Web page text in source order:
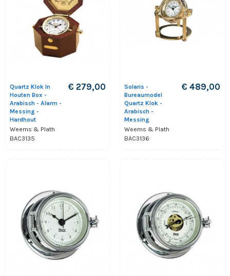
Quartz Klok In
Houten Box -
Arabisch - Alarm -
Messing -
Hardhout
Weems & Plath
BAC3135
€ 279,00
Solaris -
Bureaumodel
Quartz Klok -
Arabisch -
Messing
Weems & Plath
BAC3136
€ 489,00